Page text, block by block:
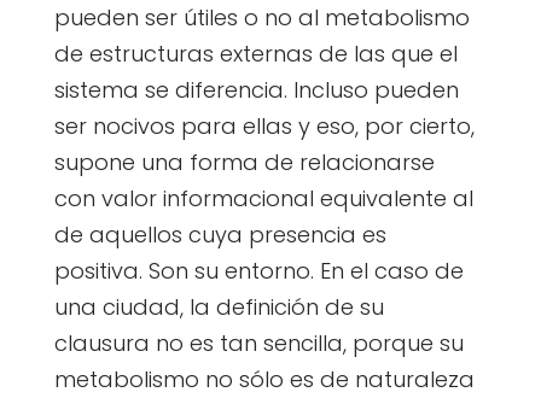
pueden ser útiles o no al metabolismo
de estructuras externas de las que el
sistema se diferencia. Incluso pueden
ser nocivos para ellas y eso, por cierto,
supone una forma de relacionarse
con valor informacional equivalente al
de aquellos cuya presencia es
positiva. Son su entorno. En el caso de
una ciudad, la definición de su
clausura no es tan sencilla, porque su
metabolismo no sólo es de naturaleza